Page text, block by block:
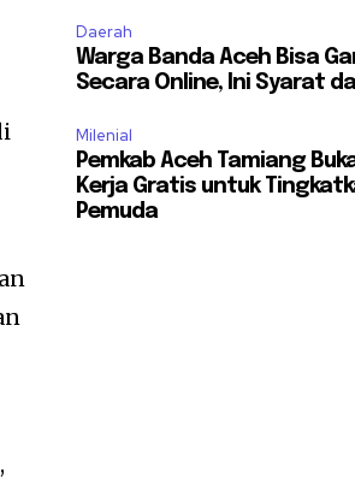
Daerah
Warga Banda Aceh Bisa
Secara Online, Ini Syarat
Milenial
Pemkab Aceh Tamiang
Kerja Gratis untuk
Pemuda